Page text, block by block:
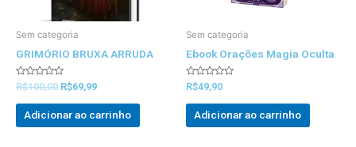
Sem categoria
GRIMÓRIO BRUXA ARRUDA
Avaliado
0
out
R$100,00 R$69,99
Adicionar ao carrinho
Sem categoria
Ebook Orações Magia Oculta
Avaliado
0
out
R$49,90
Adicionar ao carrinho